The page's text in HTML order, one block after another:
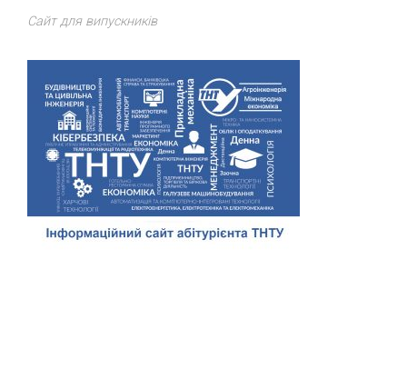
Сайт для випускників
Відділ доуніверситетської підготовки, профорієнтації та